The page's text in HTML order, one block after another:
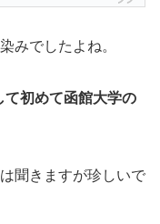
みでしたよね。
て初めて函館大学の
聞きますが珍しいで